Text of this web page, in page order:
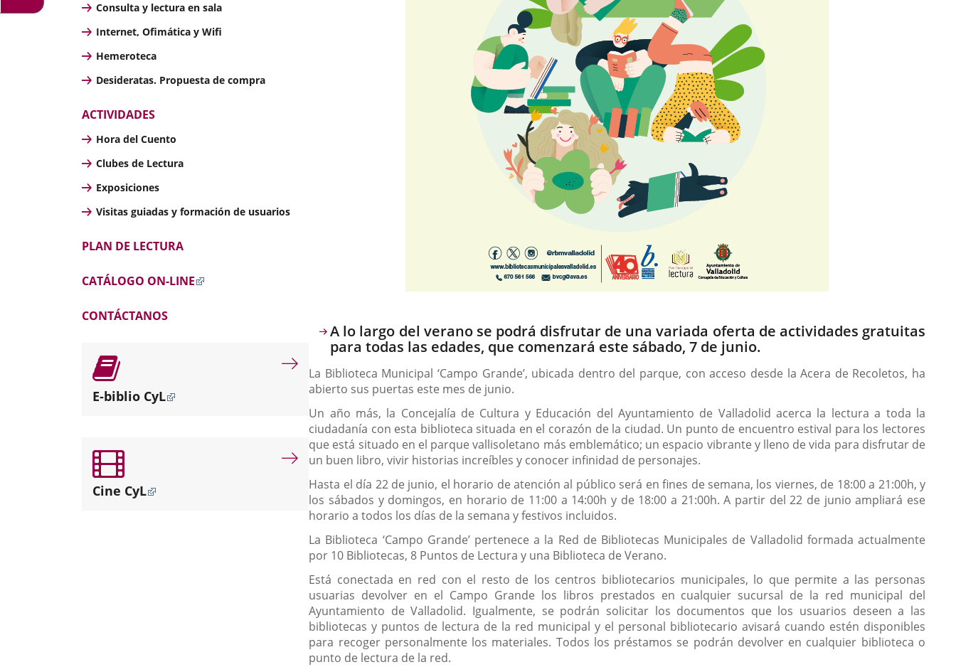
Consulta y lectura en sala
Internet, Ofimática y Wifi
Hemeroteca
Desideratas. Propuesta de compra
ACTIVIDADES
Hora del Cuento
Clubes de Lectura
Exposiciones
Visitas guiadas y formación de usuarios
PLAN DE LECTURA
CATÁLOGO ON-LINE
CONTÁCTANOS
E-biblio CyL
Cine CyL
Descripción
A lo largo del verano se podrá disfrutar de una variada oferta de actividades gratuitas
para todas las edades, que comenzará este sábado, 7 de junio.
La Biblioteca Municipal ‘Campo Grande’, ubicada dentro del parque, con acceso desde la Acera de Recoletos, ha
abierto sus puertas este mes de junio.
Un año más, la Concejalía de Cultura y Educación del Ayuntamiento de Valladolid acerca la lectura a toda la
ciudadanía con esta biblioteca situada en el corazón de la ciudad. Un punto de encuentro estival para los lectores
que está situado en el parque vallisoletano más emblemático; un espacio vibrante y lleno de vida para disfrutar de
un buen libro, vivir historias increíbles y conocer infinidad de personajes.
Hasta el día 22 de junio, el horario de atención al público será en fines de semana, los viernes, de 18:00 a 21:00h, y
los sábados y domingos, en horario de 11:00 a 14:00h y de 18:00 a 21:00h. A partir del 22 de junio ampliará ese
horario a todos los días de la semana y festivos incluidos.
La Biblioteca ‘Campo Grande’ pertenece a la Red de Bibliotecas Municipales de Valladolid formada actualmente
por 10 Bibliotecas, 8 Puntos de Lectura y una Biblioteca de Verano.
Está conectada en red con el resto de los centros bibliotecarios municipales, lo que permite a las personas
usuarias devolver en el Campo Grande los libros prestados en cualquier sucursal de la red municipal del
Ayuntamiento de Valladolid. Igualmente, se podrán solicitar los documentos que los usuarios deseen a las
bibliotecas y puntos de lectura de la red municipal y el personal bibliotecario avisará cuando estén disponibles
para recoger personalmente los materiales. Todos los préstamos se podrán devolver en cualquier biblioteca o
punto de lectura de la red.